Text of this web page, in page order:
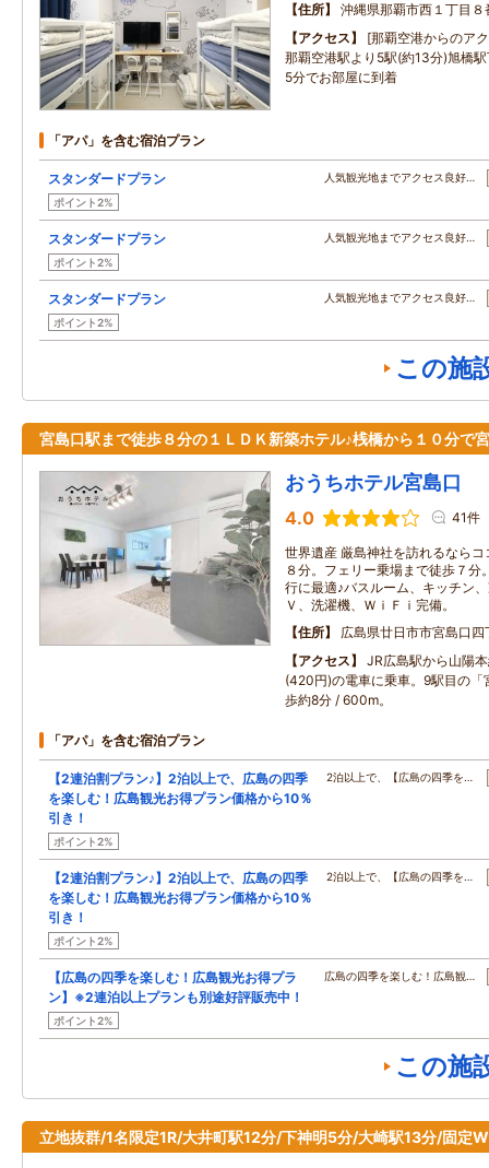
住所
沖縄県那覇市西１丁目
アクセス
[那覇空港からのア
那覇空港駅より5駅(約13分)旭橋
5分でお部屋に到着
「アパ」を含む宿泊プラン
スタンダードプラン
ポイント2%
人気観光地までアクセス良好…
スタンダードプラン
ポイント2%
人気観光地までアクセス良好…
スタンダードプラン
ポイント2%
人気観光地までアクセス良好…
この施
宮島口駅まで徒歩８分の１ＬＤＫ新築ホテル♪桟橋から１０分で
おうちホテル宮島口
4.0 41件
世界遺産 厳島神社を訪れるなら
８分。フェリー乗場まで徒歩７分
行に最適♪バスルーム、キッチン
Ｖ、洗濯機、ＷｉＦｉ完備。
住所
広島県廿日市市宮島口
アクセス
JR広島駅から山陽
(420円)の電車に乗車。9駅目の「
歩約8分 / 600m。
「アパ」を含む宿泊プラン
【2連泊割プラン♪】2泊以上で、広島の四季
を楽しむ！広島観光お得プラン価格から10％
引き！
ポイント2%
2泊以上で、【広島の四季を…
【2連泊割プラン♪】2泊以上で、広島の四季
を楽しむ！広島観光お得プラン価格から10％
引き！
ポイント2%
2泊以上で、【広島の四季を…
【広島の四季を楽しむ！広島観光お得プラ
ン】※2連泊以上プランも別途好評販売中！
ポイント2%
広島の四季を楽しむ！広島観…
この施
立地抜群/1名限定1R/大井町駅12分/下神明5分/大崎駅13分/固定